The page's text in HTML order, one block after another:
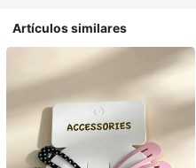
Artículos similares